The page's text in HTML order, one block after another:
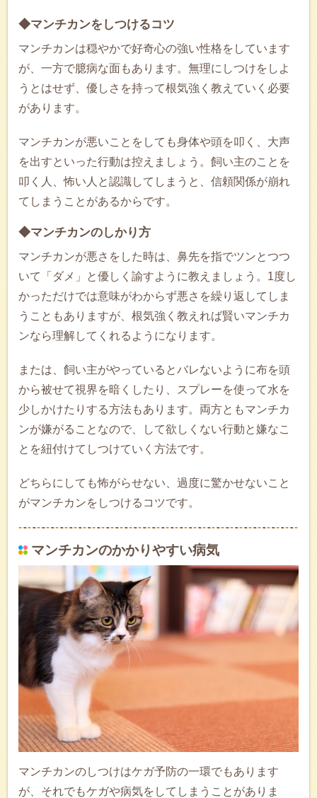
◆マンチカンをしつけるコツ
マンチカンは穏やかで好奇心の強い性格をしています
が、一方で臆病な面もあります。無理にしつけをしよ
うとはせず、優しさを持って根気強く教えていく必要
があります。
マンチカンが悪いことをしても身体や頭を叩く、大声
を出すといった行動は控えましょう。飼い主のことを
叩く人、怖い人と認識してしまうと、信頼関係が崩れ
てしまうことがあるからです。
◆マンチカンのしかり方
マンチカンが悪さをした時は、鼻先を指でツンとつつ
いて「ダメ」と優しく諭すように教えましょう。1度し
かっただけでは意味がわからず悪さを繰り返してしま
うこともありますが、根気強く教えれば賢いマンチカ
ンなら理解してくれるようになります。
または、飼い主がやっているとバレないように布を頭
から被せて視界を暗くしたり、スプレーを使って水を
少しかけたりする方法もあります。両方ともマンチカ
ンが嫌がることなので、して欲しくない行動と嫌なこ
とを紐付けてしつけていく方法です。
どちらにしても怖がらせない、過度に驚かせないこと
がマンチカンをしつけるコツです。
マンチカンのかかりやすい病気
マンチカンのしつけはケガ予防の一環でもあります
が、それでもケガや病気をしてしまうことがありま